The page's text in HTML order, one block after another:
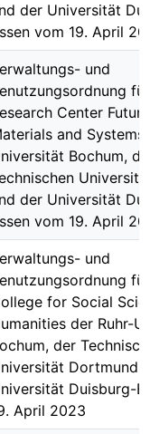
der Universität
vom 19. April
und
Center
and Systems
Bochum,
der Universität
vom 19. April
und
for Social
der Ruhr-
der
Dortmund
Duisburg-
April 2023